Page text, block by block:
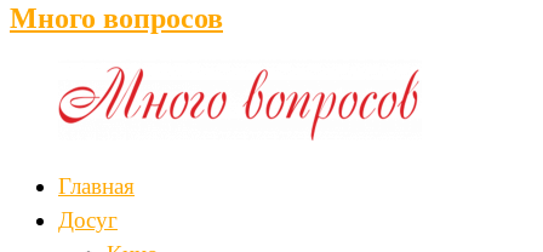
Много вопросов
Главная
Досуг